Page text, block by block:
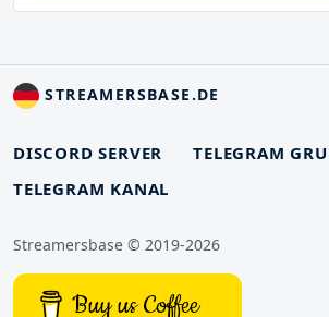
STREAMERSBASE.DE
DISCORD SERVER
TELEGRAM
TELEGRAM KANAL
Streamersbase © 2019-2026
Buy us Coffee